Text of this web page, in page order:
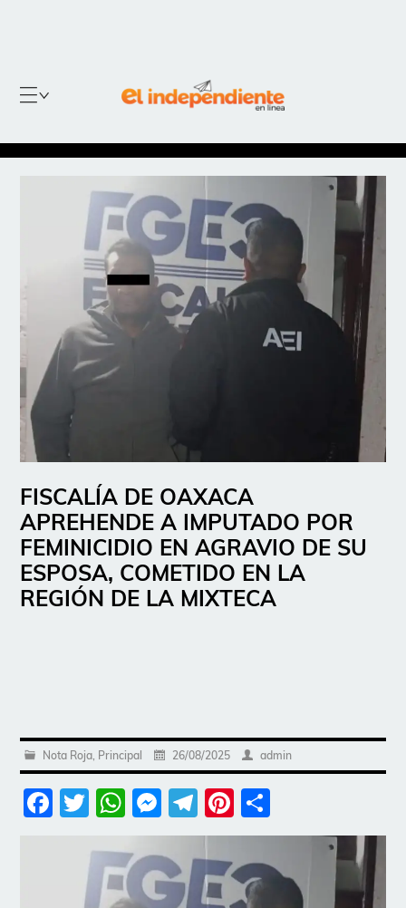
FISCALÍA DE OAXACA
APREHENDE A IMPUTADO POR
FEMINICIDIO EN AGRAVIO DE SU
ESPOSA, COMETIDO EN LA
REGIÓN DE LA MIXTECA
Nota Roja, Principal 26/08/2025 admin
Facebook
Twitter
WhatsApp
Messenger
Telegram
Pinterest